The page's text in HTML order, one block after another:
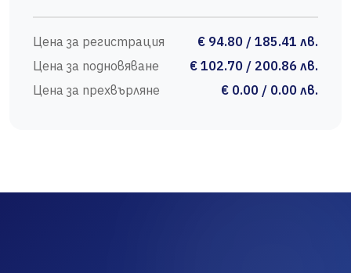
Цена за регистрация
€ 94.80 / 185.41 лв.
Цена за подновяване
€ 102.70 / 200.86 лв.
Цена за прехвърляне
€ 0.00 / 0.00 лв.